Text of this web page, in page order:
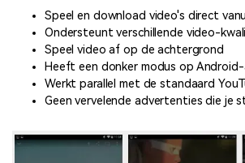
Speel en download video's direct
Ondersteunt verschillende video-
Speel video af op de achtergrond
Heeft een donker modus op
Werkt parallel met de standaard
Geen vervelende advertenties die je